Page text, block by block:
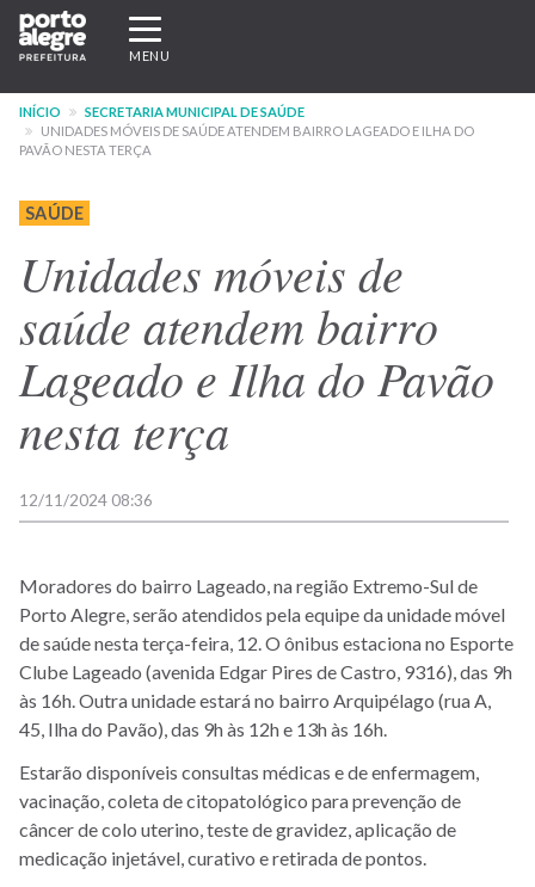
Pular
para
conteúdo
principal
Expandir/recolher
navegação
MENU
INÍCIO
SECRETARIA MUNICIPAL DE SAÚDE
UNIDADES MÓVEIS DE SAÚDE ATENDEM BAIRRO LAGEADO E ILHA DO
PAVÃO NESTA TERÇA
SAÚDE
Unidades móveis de
saúde atendem bairro
Lageado e Ilha do Pavão
nesta terça
12/11/2024 08:36
Moradores do bairro Lageado, na região Extremo-Sul de
Porto Alegre, serão atendidos pela equipe da unidade móvel
de saúde nesta terça-feira, 12. O ônibus estaciona no Esporte
Clube Lageado (avenida Edgar Pires de Castro, 9316), das 9h
às 16h. Outra unidade estará no bairro Arquipélago (rua A,
45, Ilha do Pavão), das 9h às 12h e 13h às 16h.
Estarão disponíveis consultas médicas e de enfermagem,
vacinação, coleta de citopatológico para prevenção de
câncer de colo uterino, teste de gravidez, aplicação de
medicação injetável, curativo e retirada de pontos.